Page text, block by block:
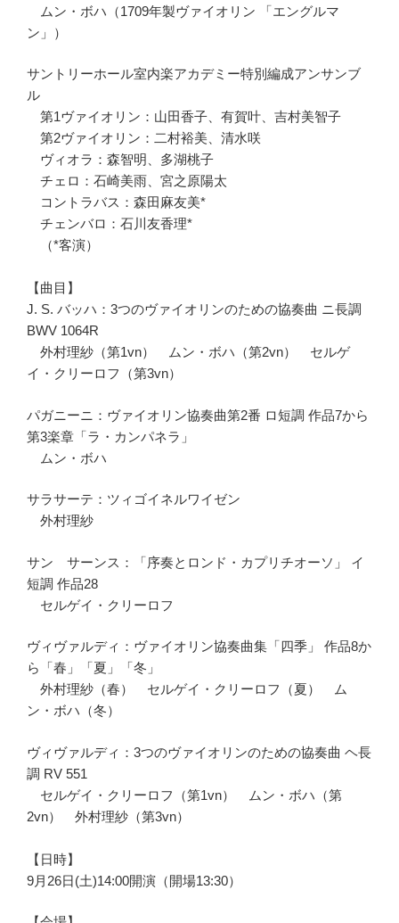
ムン・ボハ（1709年製ヴァイオリン 「エングルマ
ン」）
サントリーホール室内楽アカデミー特別編成アンサンブ
ル
第1ヴァイオリン：山田香子、有賀叶、吉村美智子
第2ヴァイオリン：二村裕美、清水咲
ヴィオラ：森智明、多湖桃子
チェロ：石崎美雨、宮之原陽太
コントラバス：森田麻友美*
チェンバロ：石川友香理*
（*客演）
【曲目】
J. S. バッハ：3つのヴァイオリンのための協奏曲 ニ長調
BWV 1064R
外村理紗（第1vn） ムン・ボハ（第2vn） セルゲ
イ・クリーロフ（第3vn）
パガニーニ：ヴァイオリン協奏曲第2番 ロ短調 作品7から
第3楽章「ラ・カンパネラ」
ムン・ボハ
サラサーテ：ツィゴイネルワイゼン
外村理紗
サン゠サーンス：「序奏とロンド・カプリチオーソ」 イ
短調 作品28
セルゲイ・クリーロフ
ヴィヴァルディ：ヴァイオリン協奏曲集「四季」 作品8か
ら「春」「夏」「冬」
外村理紗（春） セルゲイ・クリーロフ（夏） ム
ン・ボハ（冬）
ヴィヴァルディ：3つのヴァイオリンのための協奏曲 ヘ長
調 RV 551
セルゲイ・クリーロフ（第1vn） ムン・ボハ（第
2vn） 外村理紗（第3vn）
【日時】
9月26日(土)14:00開演（開場13:30）